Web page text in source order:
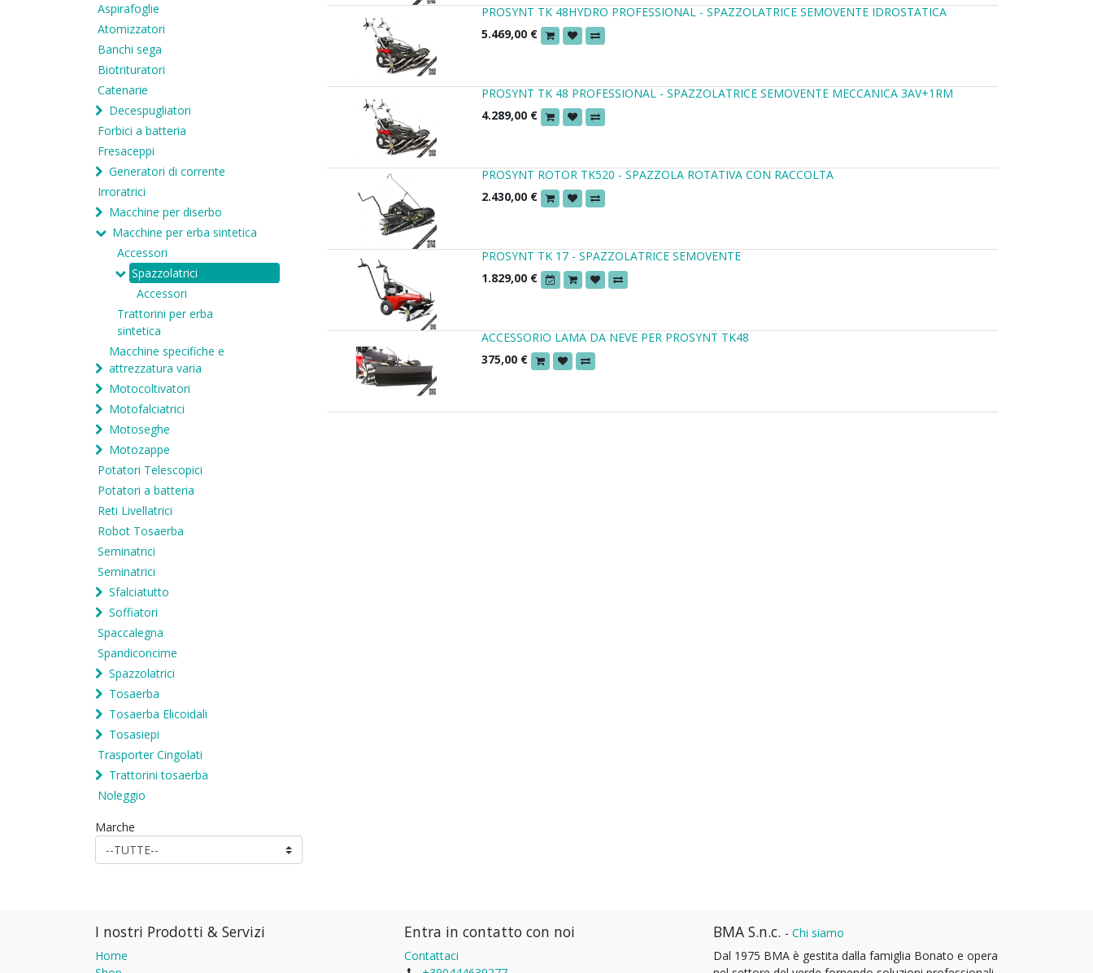
Aspirafoglie
Atomizzatori
Banchi sega
Biotrituratori
Catenarie
Decespugliatori
Forbici a batteria
Fresaceppi
Generatori di corrente
Irroratrici
Macchine per diserbo
Macchine per erba sintetica
Accessori
Spazzolatrici
Accessori
Trattorini per erba
sintetica
Macchine specifiche e
attrezzatura varia
Motocoltivatori
Motofalciatrici
Motoseghe
Motozappe
Potatori Telescopici
Potatori a batteria
Reti Livellatrici
Robot Tosaerba
Seminatrici
Seminatrici
Sfalciatutto
Soffiatori
Spaccalegna
Spandiconcime
Spazzolatrici
Tosaerba
Tosaerba Elicoidali
Tosasiepi
Trasporter Cingolati
Trattorini tosaerba
Noleggio
Marche
PROSYNT TK 48HYDRO PROFESSIONAL - SPAZZOLATRICE SEMOVENTE IDROSTATICA
5.469,00 €
PROSYNT TK 48 PROFESSIONAL - SPAZZOLATRICE SEMOVENTE MECCANICA 3AV+1RM
4.289,00 €
PROSYNT ROTOR TK520 - SPAZZOLA ROTATIVA CON RACCOLTA
2.430,00 €
PROSYNT TK 17 - SPAZZOLATRICE SEMOVENTE
1.829,00 €
ACCESSORIO LAMA DA NEVE PER PROSYNT TK48
375,00 €
I nostri Prodotti & Servizi
Home
Entra in contatto con noi
Contattaci
BMA S.n.c. - Chi siamo
Dal 1975 BMA è gestita dalla famiglia Bonato e opera